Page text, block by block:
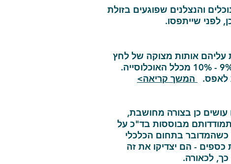
והנצלנים שפוגעים בזולת
לפני שייתפסו.
עליהם אותות מצוקה של לחץ
הם, על פי מחקרים, 9% - 10% מכלל האוכלוסייה.
לאפס.
המשך קריאה>
כן בצורה מחושבת,
מבוססות בד"כ על
כשהמדובר בתחום הכלכלי
- הם יצדיקו את זה
לכאורה.